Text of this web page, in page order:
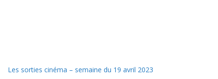
Les sorties cinéma – semaine du 19 avril 2023